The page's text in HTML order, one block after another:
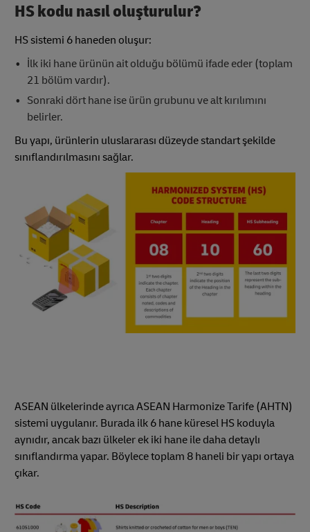
HS kodu nasıl oluşturulur?
HS sistemi 6 haneden oluşur:
İlk iki hane ürünün ait olduğu bölümü ifade eder (toplam
21 bölüm vardır).
Sonraki dört hane ise ürün grubunu ve alt kırılımını
belirler.
Bu yapı, ürünlerin uluslararası düzeyde standart şekilde
sınıflandırılmasını sağlar.
ASEAN ülkelerinde ayrıca ASEAN Harmonize Tarife (AHTN)
sistemi uygulanır. Burada ilk 6 hane küresel HS koduyla
aynıdır, ancak bazı ülkeler ek iki hane ile daha detaylı
sınıflandırma yapar. Böylece toplam 8 haneli bir yapı ortaya
çıkar.